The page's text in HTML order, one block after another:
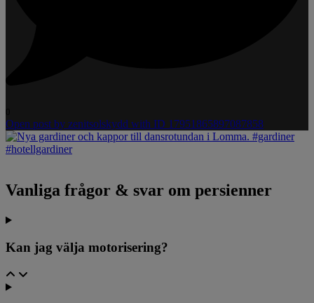
Open post by zenitsolskydd with ID 17951865897087858
Vanliga frågor & svar om persienner
Kan jag välja motorisering?